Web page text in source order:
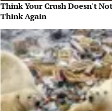
Think Your Crush Doesn't
Think Again